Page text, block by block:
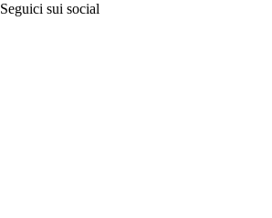
Seguici sui social